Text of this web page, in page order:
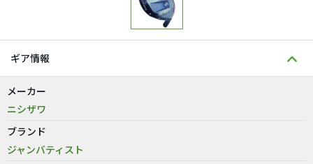
ギア情報
メーカー
ニシザワ
ブランド
ジャンバティスト